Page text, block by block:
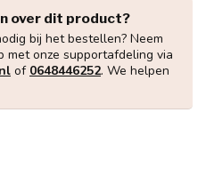
over dit product?
bij het bestellen? Neem
met onze supportafdeling via
of 0648446252. We helpen